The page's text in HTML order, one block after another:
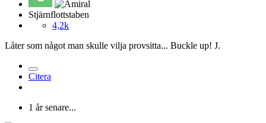
Stjärnflottstaben
4,2k
Låter som något man skulle vilja provsitta... Buckle up! J.
Citera
1 år senare...